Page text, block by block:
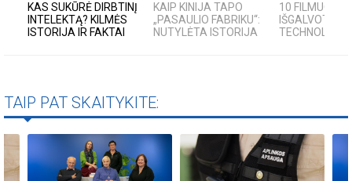
KAS SUKŪRĖ DIRBTINĮ
INTELEKTĄ? KILMĖS
ISTORIJA IR FAKTAI
KAIP KINIJA TAPO
„PASAULIO FABRIKU“:
NUTYLĖTA ISTORIJA
10 FILMUOSE
IŠGALVOTŲ
TAIP PAT SKAITYKITE: